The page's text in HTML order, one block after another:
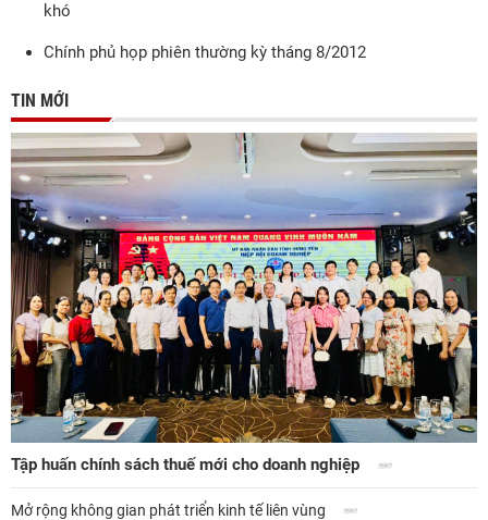
khó
Chính phủ họp phiên thường kỳ tháng 8/2012
TIN MỚI
Tập huấn chính sách thuế mới cho doanh nghiệp
Mở rộng không gian phát triển kinh tế liên vùng